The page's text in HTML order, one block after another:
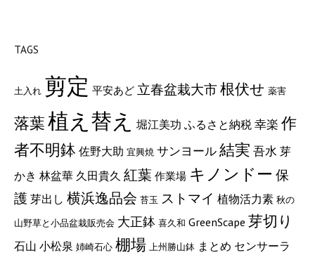
TAGS
土入れ 剪定 平安あど 立春盆栽大市根伏せ 薬害
落葉植え替え 堀江美功 ふるさと納税幸楽 作
者不明鉢 佐野大助 宜興焼 サンヨール結実 吾水 芽
かき 林盆華 久田貴久 紅葉 作業場 キノンドー 保
護 芽出し 横浜逸品会 苔玉 ストマイ 植物活力素 秋の
山野草と小品盆栽販売会 大正鉢 喜久和 GreenScape 芽切り
石山 小松泉 姉崎石心 棚場 上州勝山鉢 まとめ センサーラ